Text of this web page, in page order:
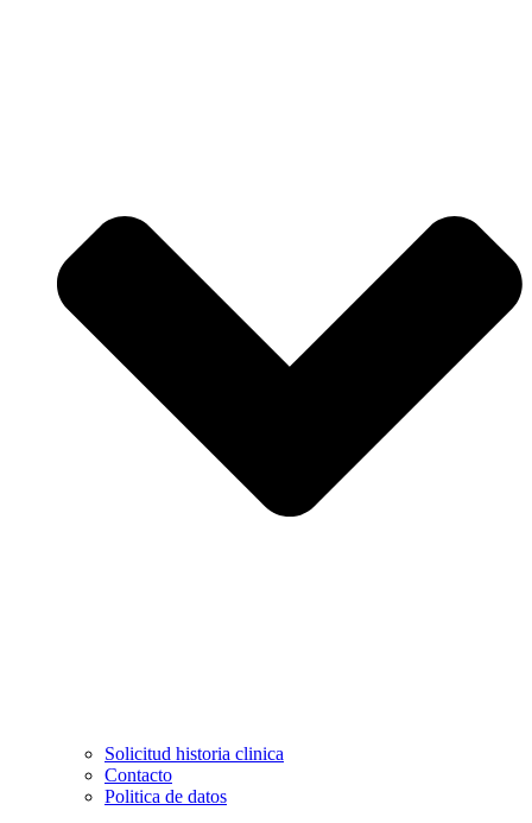
Solicitud historia clinica
Contacto
Politica de datos